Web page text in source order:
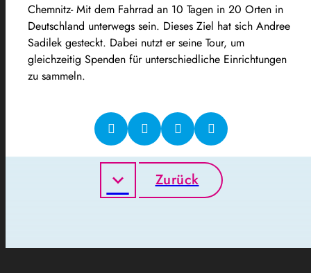
Chemnitz- Mit dem Fahrrad an 10 Tagen in 20 Orten in
Deutschland unterwegs sein. Dieses Ziel hat sich Andree
Sadilek gesteckt. Dabei nutzt er seine Tour, um
gleichzeitig Spenden für unterschiedliche Einrichtungen
zu sammeln.
Zurück